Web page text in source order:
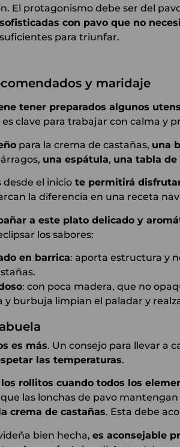
El protagonismo debe ser del
con pavo que no
para triunfar.
y maridaje
tener preparados algunos
clave para trabajar con calma y
para la crema de castañas, una
una espátula, una tabla de
desde el inicio te permitirá
la diferencia en una receta
a este plato delicado y
los sabores:
en barrica: aporta estructura y
: con poca madera, que no
y burbuja limpian el paladar y
es más. Un consejo para llevar a
las temperaturas.
rollitos cuando todos los
las lonchas de pavo
crema de castañas. Esta debe
bien hecha, es aconsejable